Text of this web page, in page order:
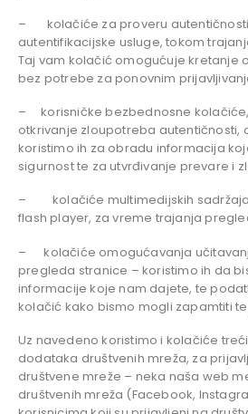
– kolačiće za proveru
autentifikacijske usluge, tokom
Taj vam kolačić omogućuje kretanje
bez potrebe za ponovnim
– korisničke bezbednosne kolačiće,
otkrivanje zloupotreba autentičnosti,
koristimo ih za obradu informacija
sigurnost te za utvrđivanje prevare i
– kolačiće multimedijskih
flash player, za vreme trajanja
– kolačiće omogućavanja
pregleda stranice – koristimo ih da
informacije koje nam dajete, te
kolačić kako bismo mogli zapamtiti
Uz navedeno koristimo i kolačiće
dodataka društvenih mreža, za
društvene mreže – neka naša web
društvenih mreža (Facebook,